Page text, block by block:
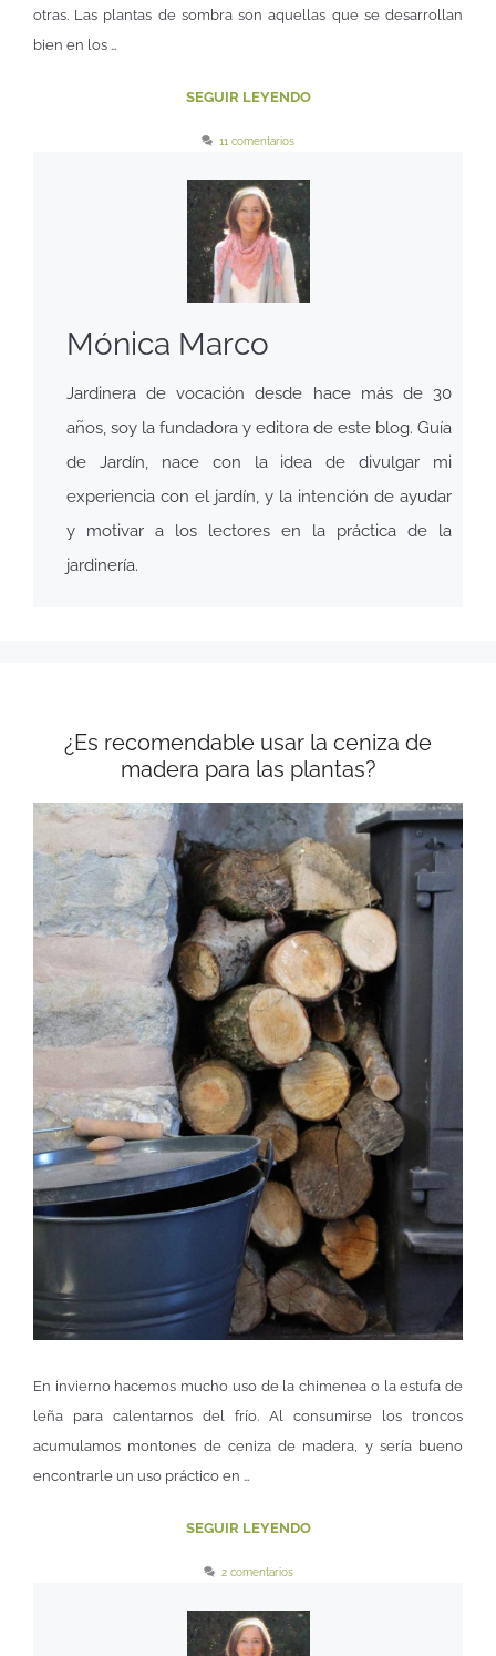
otras. Las plantas de sombra son aquellas que se desarrollan
bien en los …
SEGUIR LEYENDO
11 comentarios
Mónica Marco
Jardinera de vocación desde hace más de 30
años, soy la fundadora y editora de este blog. Guía
de Jardín, nace con la idea de divulgar mi
experiencia con el jardín, y la intención de ayudar
y motivar a los lectores en la práctica de la
jardinería.
¿Es recomendable usar la ceniza de
madera para las plantas?
En invierno hacemos mucho uso de la chimenea o la estufa de
leña para calentarnos del frío. Al consumirse los troncos
acumulamos montones de ceniza de madera, y sería bueno
encontrarle un uso práctico en …
SEGUIR LEYENDO
2 comentarios